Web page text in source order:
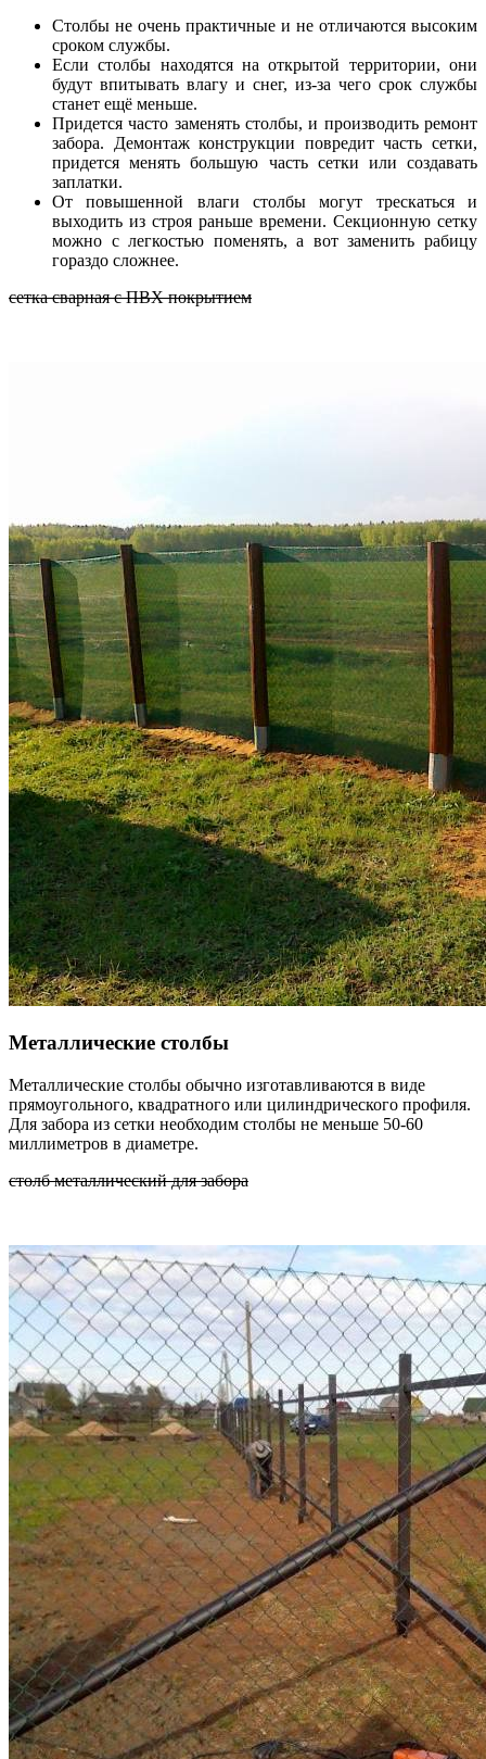
Столбы не очень практичные и не отличаются высоким
сроком службы.
Если столбы находятся на открытой территории, они
будут впитывать влагу и снег, из-за чего срок службы
станет ещё меньше.
Придется часто заменять столбы, и производить ремонт
забора. Демонтаж конструкции повредит часть сетки,
придется менять большую часть сетки или создавать
заплатки.
От повышенной влаги столбы могут трескаться и
выходить из строя раньше времени. Секционную сетку
можно с легкостью поменять, а вот заменить рабицу
гораздо сложнее.
сетка сварная с ПВХ покрытием
Металлические столбы
Металлические столбы обычно изготавливаются в виде
прямоугольного, квадратного или цилиндрического профиля.
Для забора из сетки необходим столбы не меньше 50-60
миллиметров в диаметре.
столб металлический для забора